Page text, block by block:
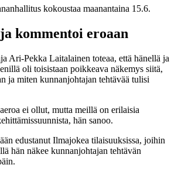
kokoustaa maanantaina 15.6.
kommentoi eroaan
Ari-Pekka Laitalainen toteaa, että hänellä ja
oli toisistaan poikkeava näkemys siitä,
ja miten kunnanjohtajan tehtävää tulisi
ei ollut, mutta meillä on erilaisia
hän sanoo.
edustanut Ilmajokea tilaisuuksissa, joihin
hän näkee kunnanjohtajan tehtävän